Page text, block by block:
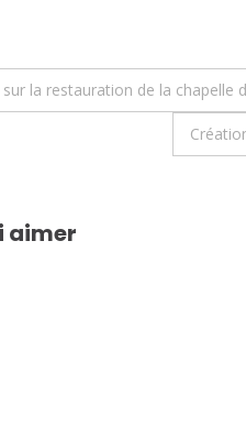
la restauration de la chapelle
aimer